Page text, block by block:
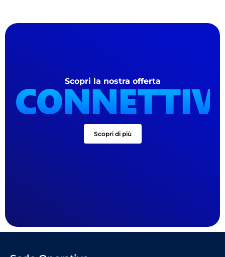
Scopri la nostra offerta
Scopri di più